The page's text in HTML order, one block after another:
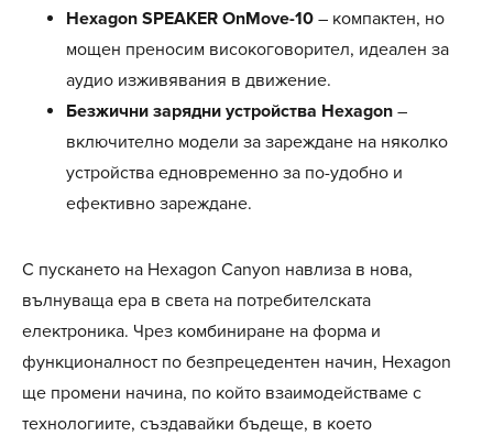
Hexagon SPEAKER OnMove-10 – компактен, но
мощен преносим високоговорител, идеален за
аудио изживявания в движение.
Безжични зарядни устройства Hexagon –
включително модели за зареждане на няколко
устройства едновременно за по-удобно и
ефективно зареждане.
С пускането на Hexagon Canyon навлиза в нова,
вълнуваща ера в света на потребителската
електроника. Чрез комбиниране на форма и
функционалност по безпрецедентен начин, Hexagon
ще промени начина, по който взаимодействаме с
технологиите, създавайки бъдеще, в което